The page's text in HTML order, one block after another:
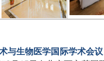
与生物医学国际学术会